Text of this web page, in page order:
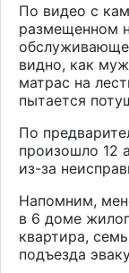
По видео с
размещенном
видно, как
матрас на
пытается
По
произошло 12
из-за
Напомним,
в 6 доме
квартира,
подъезда